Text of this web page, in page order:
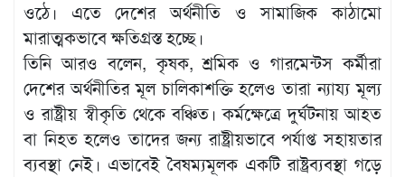
ওঠে। এতে দেশের অর্থনীতি ও সামাজিক কাঠামো
মারাত্মকভাবে ক্ষতিগ্রস্ত হচ্ছে।
তিনি আরও বলেন, কৃষক, শ্রমিক ও গারমেন্টস কর্মীরা
দেশের অর্থনীতির মূল চালিকাশক্তি হলেও তারা ন্যায্য মূল্য
ও রাষ্ট্রীয় স্বীকৃতি থেকে বঞ্চিত। কর্মক্ষেত্রে দুর্ঘটনায় আহত
বা নিহত হলেও তাদের জন্য রাষ্ট্রীয়ভাবে পর্যাপ্ত সহায়তার
ব্যবস্থা নেই। এভাবেই বৈষম্যমূলক একটি রাষ্ট্রব্যবস্থা গড়ে